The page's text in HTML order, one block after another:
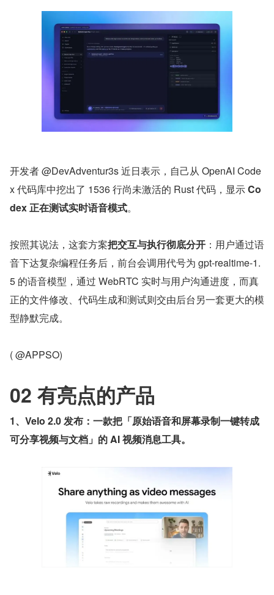
开发者 @DevAdventur3s 近日表示，自己从 OpenAI Code
x 代码库中挖出了 1536 行尚未激活的 Rust 代码，显示 Co
dex 正在测试实时语音模式。
按照其说法，这套方案把交互与执行彻底分开 ：用户通过语
音下达复杂编程任务后，前台会调用代号为 gpt-realtime-1.
5 的语音模型，通过 WebRTC 实时与用户沟通进度，而真
正的文件修改、代码生成和测试则交由后台另一套更大的模
型静默完成。
( @APPSO)
02 有亮点的产品
1、Velo 2.0 发布：一款把「原始语音和屏幕录制一键转成
可分享视频与文档」的 AI 视频消息工具。